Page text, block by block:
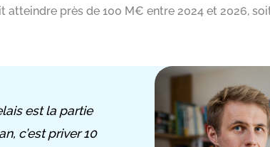
près de 100 M€ entre 2024 et 2026,
est la partie
c’est priver 10